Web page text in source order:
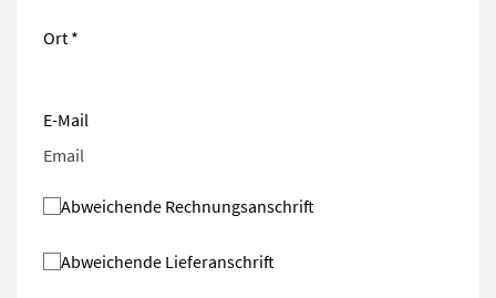
Ort *
E-Mail
Abweichende Rechnungsanschrift
Abweichende Lieferanschrift